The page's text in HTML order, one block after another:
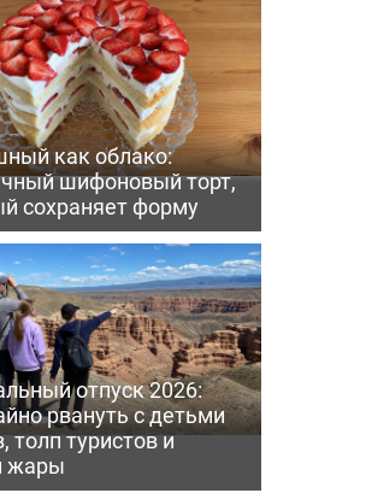
как облако:
шифоновый торт,
сохраняет форму
отпуск 2026:
рвануть с детьми
толп туристов и
жары